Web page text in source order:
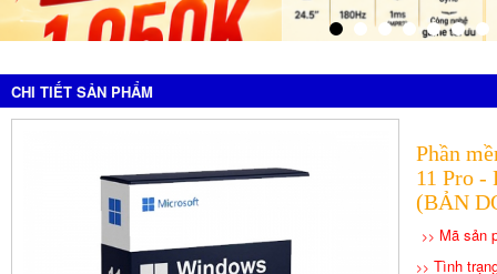
CHI TIẾT SẢN PHẨM
Phần
11 Pro -
(BẢN
>> Mã sản
>> Tình